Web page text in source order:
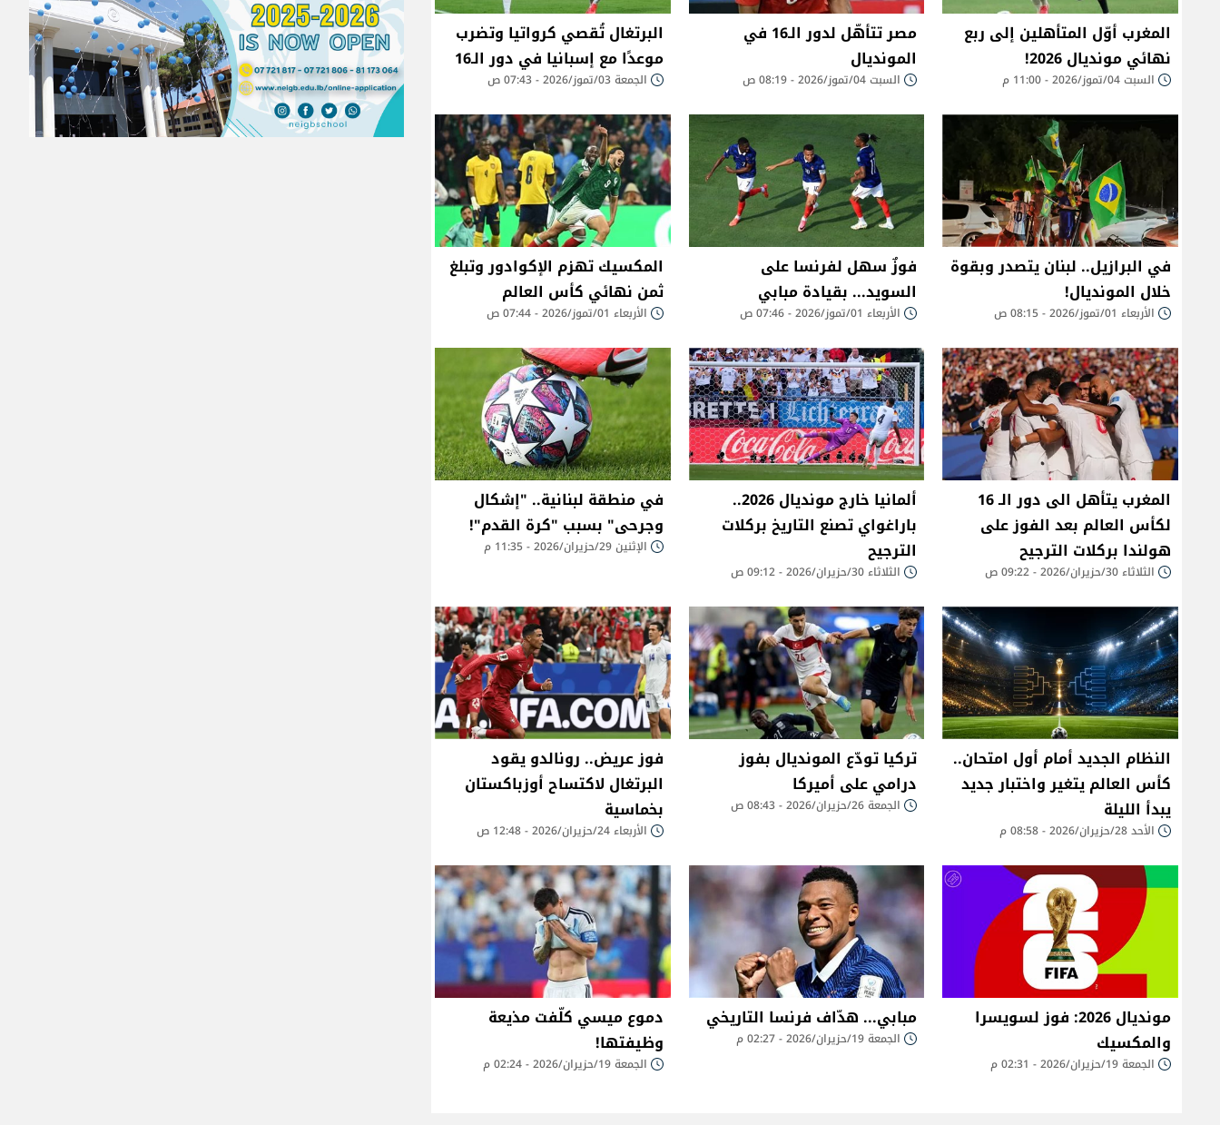
المغرب أوّل المتأهلين إلى ربع
نهائي مونديال 2026!
السبت 04/تموز/2026 - 11:00 م
مصر تتأهّل لدور الـ16 في
المونديال
السبت 04/تموز/2026 - 08:19 ص
البرتغال تُقصي كرواتيا وتضرب
موعدًا مع إسبانيا في دور الـ16
الجمعة 03/تموز/2026 - 07:43 ص
في البرازيل.. لبنان يتصدر وبقوة
خلال المونديال!
الأربعاء 01/تموز/2026 - 08:15 ص
فوزٌ سهل لفرنسا على
السويد... بقيادة مبابي
الأربعاء 01/تموز/2026 - 07:46 ص
المكسيك تهزم الإكوادور وتبلغ
ثمن نهائي كأس العالم
الأربعاء 01/تموز/2026 - 07:44 ص
المغرب يتأهل الى دور الـ 16
لكأس العالم بعد الفوز على
هولندا بركلات الترجيح
الثلاثاء 30/حزيران/2026 - 09:22 ص
ألمانيا خارج مونديال 2026..
باراغواي تصنع التاريخ بركلات
الترجيح
الثلاثاء 30/حزيران/2026 - 09:12 ص
في منطقة لبنانية.. "إشكال
وجرحى" بسبب "كرة القدم"!
الإثنين 29/حزيران/2026 - 11:35 م
النظام الجديد أمام أول امتحان..
كأس العالم يتغير واختبار جديد
يبدأ الليلة
الأحد 28/حزيران/2026 - 08:58 م
تركيا تودّع المونديال بفوز
درامي على أميركا
الجمعة 26/حزيران/2026 - 08:43 ص
فوز عريض.. رونالدو يقود
البرتغال لاكتساح أوزباكستان
بخماسية
الأربعاء 24/حزيران/2026 - 12:48 ص
مونديال 2026: فوز لسويسرا
والمكسيك
الجمعة 19/حزيران/2026 - 02:31 م
مبابي... هدّاف فرنسا التاريخي
الجمعة 19/حزيران/2026 - 02:27 م
دموع ميسي كلّفت مذيعة
وظيفتها!
الجمعة 19/حزيران/2026 - 02:24 م